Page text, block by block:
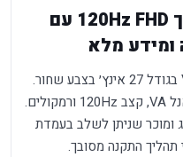
Solid F2712Y ‏27״ – מסך FHD ‏120Hz עם
ומידע מלא
הוא מסך מחשב VA בגודל 27 אינץ׳ בצבע שחור.
מסך 27 אינץ׳ שחור עם Full HD, פאנל VA, קצב 120Hz ורמקולים.
ומוכר שניתן לשלב בעמדת
תהליך התקנה מסובך.